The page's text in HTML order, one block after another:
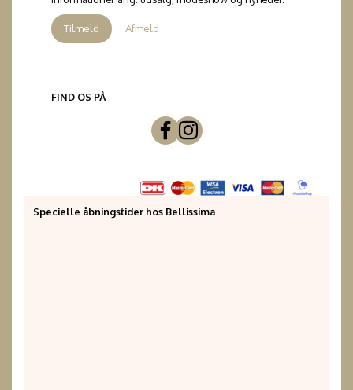
Tilmeld Afmeld
FIND OS PÅ
Specielle åbningstider hos Bellissima